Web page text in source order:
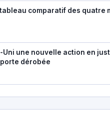
tableau comparatif des quatre
Uni une nouvelle action en
dérobée